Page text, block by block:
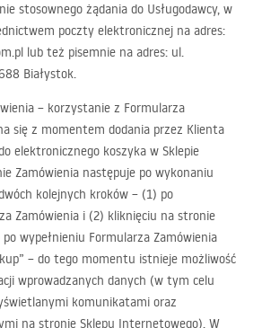
stosownego żądania do Usługodawcy, w
poczty elektronicznej na adres:
lub też pisemnie na adres: ul.
Białystok.
– korzystanie z Formularza
się z momentem dodania przez Klienta
elektronicznego koszyka w Sklepie
Zamówienia następuje po wykonaniu
kolejnych kroków – (1) po
Zamówienia i (2) kliknięciu na stronie
wypełnieniu Formularza Zamówienia
– do tego momentu istnieje możliwość
wprowadzanych danych (w tym celu
komunikatami oraz
na stronie Sklepu Internetowego). W